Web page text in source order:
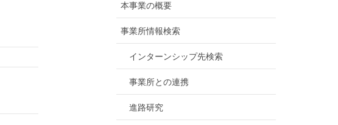
本事業の概要
事業所情報検索
インターンシップ先検索
事業所との連携
進路研究